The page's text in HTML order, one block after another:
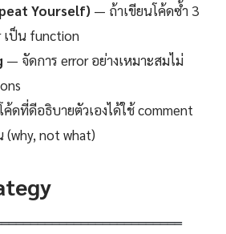
Yourself) — ถ้าเขียนโค้ดซ้ำ 3
เป็น function
— จัดการ error อย่างเหมาะสมไม่
ดที่ดีอธิบายตัวเองได้ใช้ comment
(why, not what)